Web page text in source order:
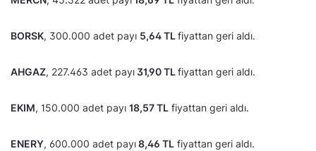
BORSK, 300.000 adet payı 5,64 TLfiyattan geri aldı.
AHGAZ, 227.463 adet payı31,90 TLfiyattan geri aldı.
EKIM, 150.000 adet payı 18,57 TL fiyattan geri aldı.
ENERY, 600.000 adet payı8,46 TL fiyattan geri aldı.